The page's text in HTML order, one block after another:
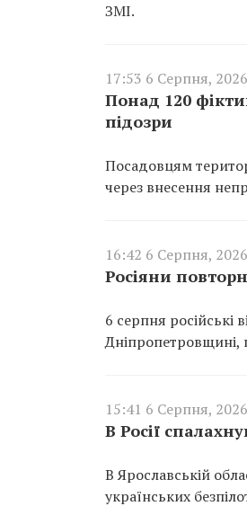
ЗМІ.
17:53 6 Серпня, 2026
Понад 120
підозри
Посадовцям
через внесення
16:42 6 Серпня, 2026
Росіяни
6 серпня російські
Дніпропетровщині,
15:41 6 Серпня, 2026
В Росії
В Ярославській
українських